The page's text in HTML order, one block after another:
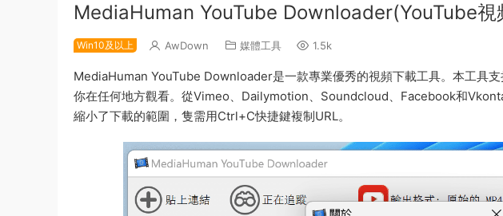
MediaHuman YouTube Downloader(YouTube視
Win10及以上 AwDown 媒體工具 1.5k
MediaHuman YouTube Downloader是一款專業優秀的視頻下載工具。本工具
你在任何地方觀看。從Vimeo、Dailymotion、Soundcloud、Facebook和
縮小了下載的範圍，隻需用Ctrl+C快捷鍵複制URL。